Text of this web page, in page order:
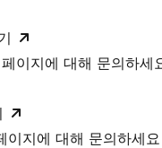
이지에 대해 문의하세
이지에 대해 문의하세요